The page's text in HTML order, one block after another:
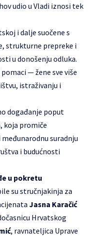
udio u Vladi iznosi tek
i dalje suočene s
strukturne prepreke i
u donošenju odluka.
— žene sve više
istraživanju i
događanje poput
koja promiče
suradnju
i budućnosti
u pokretu
su stručnjakinja za
Jasna Karačić
Hrvatskog
, ravnateljica Uprave